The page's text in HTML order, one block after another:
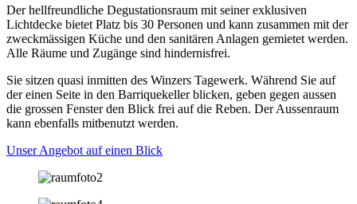
Der hellfreundliche Degustationsraum mit seiner exklusiven
Lichtdecke bietet Platz bis 30 Personen und kann zusammen mit der
zweckmässigen Küche und den sanitären Anlagen gemietet werden.
Alle Räume und Zugänge sind hindernisfrei.
Sie sitzen quasi inmitten des Winzers Tagewerk. Während Sie auf
der einen Seite in den Barriquekeller blicken, geben gegen aussen
die grossen Fenster den Blick frei auf die Reben. Der Aussenraum
kann ebenfalls mitbenutzt werden.
Unser Angebot auf einen Blick